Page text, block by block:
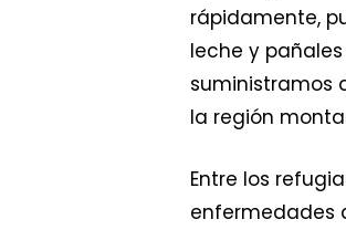
rápidamente,
leche y
suministramos
la región
Entre los
enfermedades